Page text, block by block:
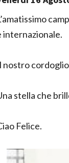
internazionale.
nostro cordoglio
stella che
Felice.